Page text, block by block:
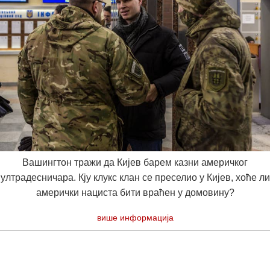
Вашингтон тражи да Кијев барем казни америчког
ултрадесничара. Кју клукс клан се преселио у Кијев, хоће ли
амерички нациста бити враћен у домовину?
више информација